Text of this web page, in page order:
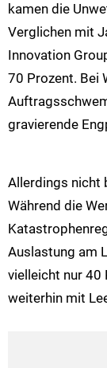
kamen die
Verglichen mit
Innovation
70 Prozent. Bei
gravierende
Allerdings nicht
Während die
Auslastung am
vielleicht nur 40
weiterhin mit